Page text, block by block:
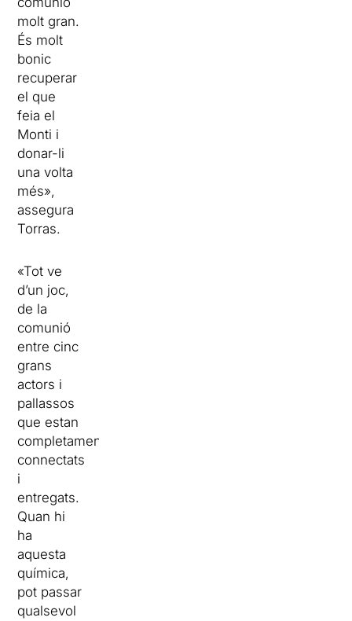
molt gran.
És molt
bonic
recuperar
el que
feia el
Monti i
donar-li
una volta
més»,
assegura
Torras.
«Tot ve
d’un joc,
de la
comunió
entre cinc
grans
actors i
pallassos
que estan
completament
connectats
i
entregats.
Quan hi
ha
aquesta
química,
pot passar
qualsevol